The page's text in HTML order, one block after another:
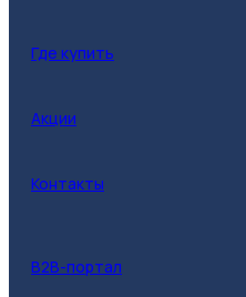
Где купить
Акции
Контакты
B2B-портал